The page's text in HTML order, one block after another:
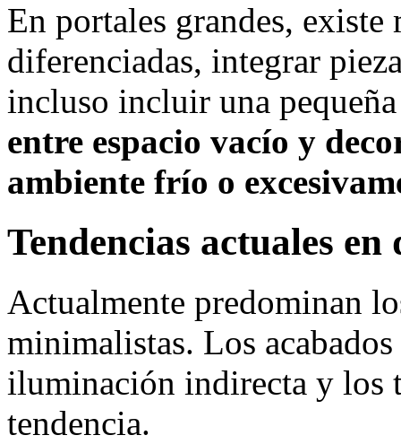
En portales grandes,
diferenciadas, integrar
incluso incluir una
entre espacio vacío y
ambiente frío o
Tendencias actuales
Actualmente predominan
minimalistas. Los
iluminación indirecta y los
tendencia.